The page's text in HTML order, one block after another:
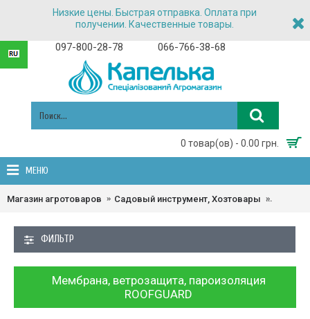
Низкие цены. Быстрая отправка. Оплата при
получении. Качественные товары.
097-800-28-78 066-766-38-68
0 товар(ов) - 0.00 грн.
МЕНЮ
Магазин агротоваров Садовый инструмент, Хозтовары
ФИЛЬТР
Мембрана, ветрозащита, пароизоляция
ROOFGUARD